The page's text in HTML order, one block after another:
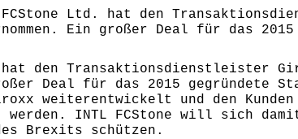
FCStone Ltd. hat den
Ein großer Deal für das 2015
hat den Transaktionsdienstleister
Deal für das 2015 gegründete
weiterentwickelt und den Kunden
werden. INTL FCStone will sich
Brexits schützen.